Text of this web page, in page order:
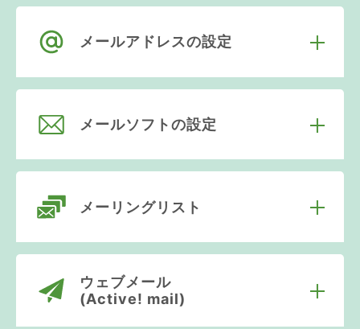
メールアドレスの設定
メールソフトの設定
メーリングリスト
ウェブメール
(Active! mail)